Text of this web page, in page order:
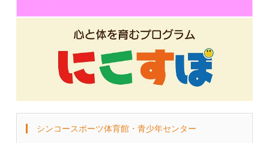
シンコースポーツ体育館・青少年センター